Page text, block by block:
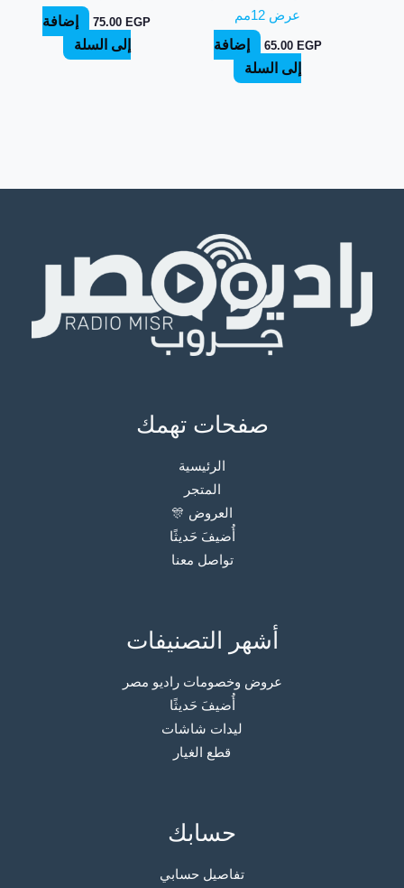
عرض 12مم
65.00 EGP
إضافة
إلى السلة
75.00 EGP
إضافة
إلى السلة
صفحات تهمك
الرئيسية
المتجر
العروض 🎊
أُضيفَ حَديثًا
تواصل معنا
أشهر التصنيفات
عروض وخصومات راديو مصر
أُضيفَ حَديثًا
ليدات شاشات
قطع الغيار
حسابك
تفاصيل حسابي